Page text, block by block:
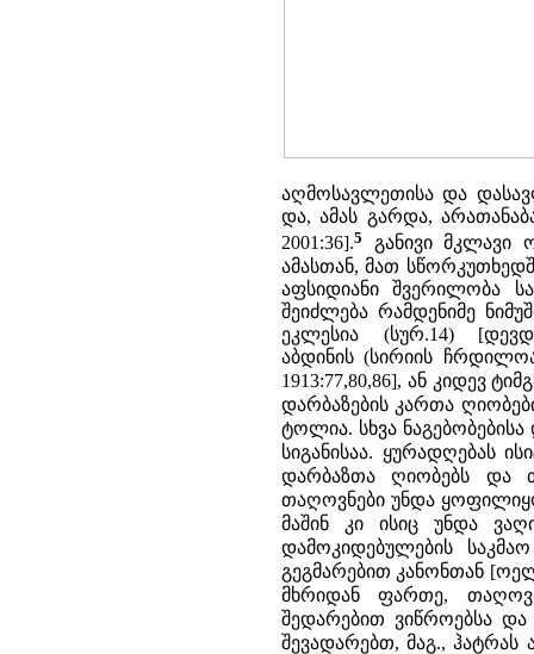
აღმოსავლეთისა და
და, ამას გარდა,
2001:36].5
განივი მკლავი
ამასთან, მათ
აფსიდიანი შვერილობა
შეიძლება რამდენიმე
ეკლესია (სურ.14)
აბდინის(სირიის
1913:77,80,86], ან კიდევ
დარბაზების კართა
ტოლია. სხვა
სიგანისაა. ყურადღებას
დარბაზთა ღიობებს და
თაღოვნები უნდა
მაშინ კი ისიც უნდა
დამოკიდებულების
გეგმარებით კანონთან
მხრიდან ფართე,
შედარებით ვი­წროებსა და
შევადარებთ, მაგ., ჰატრას